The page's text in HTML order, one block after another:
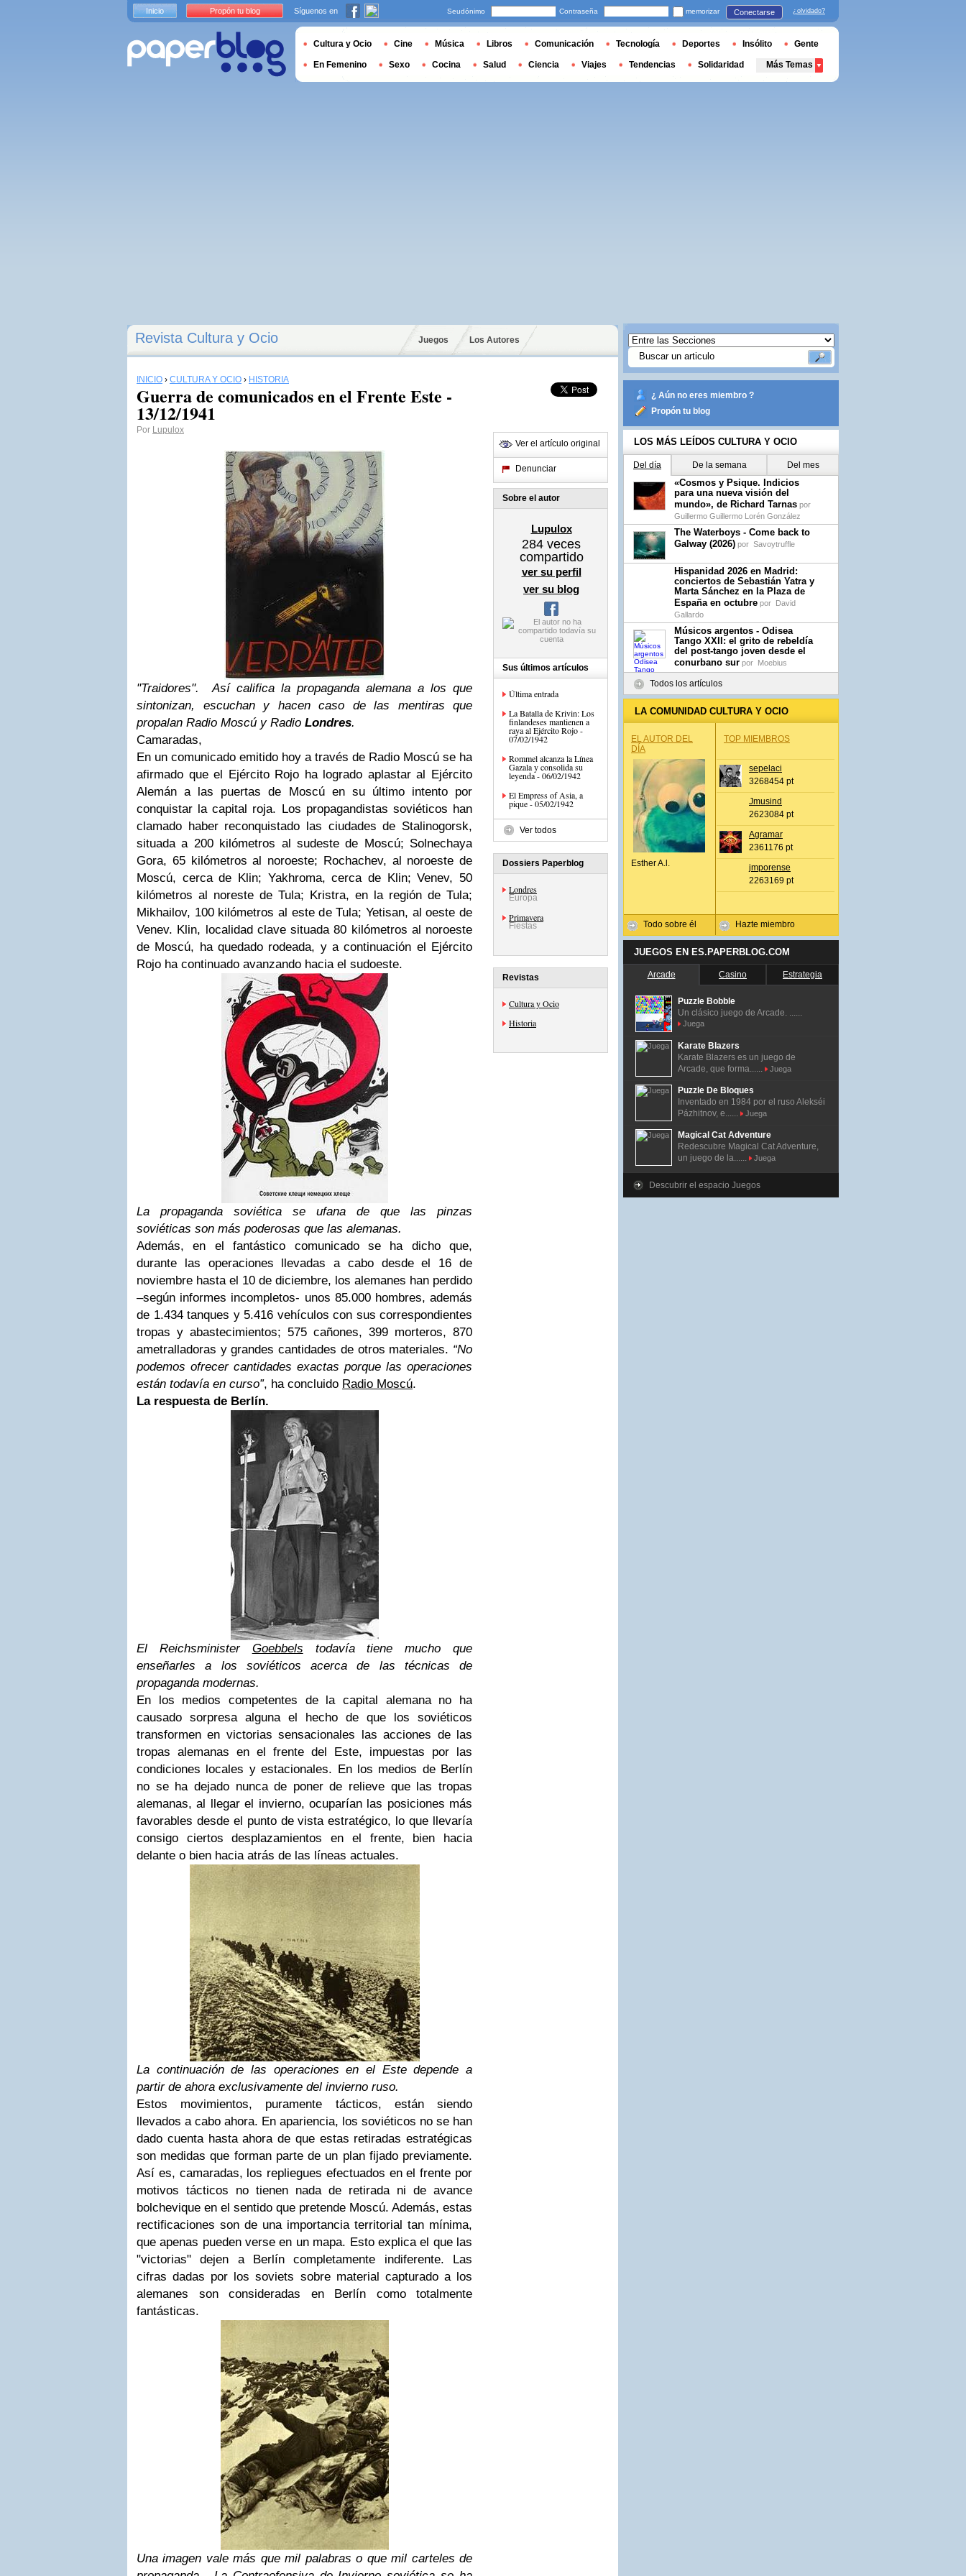
Revista Cultura y Ocio Juegos Los Autores
INICIO › CULTURA Y OCIO › HISTORIA
Guerra de comunicados en el Frente Este -
13/12/1941
Por Lupulox
"Traidores". Así califica la propaganda alemana a los que
sintonizan, escuchan y hacen caso de las mentiras que
propalan Radio Moscú y Radio Londres.
Camaradas,
En un comunicado emitido hoy a través de Radio Moscú se ha
afirmado que el Ejército Rojo ha logrado aplastar al Ejército
Alemán a las puertas de Moscú en su último intento por
conquistar la capital roja. Los propagandistas soviéticos han
clamado haber reconquistado las ciudades de Stalinogorsk,
situada a 200 kilómetros al sudeste de Moscú; Solnechaya
Gora, 65 kilómetros al noroeste; Rochachev, al noroeste de
Moscú, cerca de Klin; Yakhroma, cerca de Klin; Venev, 50
kilómetros al noreste de Tula; Kristra, en la región de Tula;
Mikhailov, 100 kilómetros al este de Tula; Yetisan, al oeste de
Venev. Klin, localidad clave situada 80 kilómetros al noroeste
de Moscú, ha quedado rodeada, y a continuación el Ejército
Rojo ha continuado avanzando hacia el sudoeste.
La propaganda soviética se ufana de que las pinzas
soviéticas son más poderosas que las alemanas.
Además, en el fantástico comunicado se ha dicho que,
durante las operaciones llevadas a cabo desde el 16 de
noviembre hasta el 10 de diciembre, los alemanes han perdido
–según informes incompletos- unos 85.000 hombres, además
de 1.434 tanques y 5.416 vehículos con sus correspondientes
tropas y abastecimientos; 575 cañones, 399 morteros, 870
ametralladoras y grandes cantidades de otros materiales. “No
podemos ofrecer cantidades exactas porque las operaciones
están todavía en curso”, ha concluido Radio Moscú.
La respuesta de Berlín.
El Reichsminister Goebbels todavía tiene mucho que
enseñarles a los soviéticos acerca de las técnicas de
propaganda modernas.
En los medios competentes de la capital alemana no ha
causado sorpresa alguna el hecho de que los soviéticos
transformen en victorias sensacionales las acciones de las
tropas alemanas en el frente del Este, impuestas por las
condiciones locales y estacionales. En los medios de Berlín
no se ha dejado nunca de poner de relieve que las tropas
alemanas, al llegar el invierno, ocuparían las posiciones más
favorables desde el punto de vista estratégico, lo que llevaría
consigo ciertos desplazamientos en el frente, bien hacia
delante o bien hacia atrás de las líneas actuales.
La continuación de las operaciones en el Este depende a
partir de ahora exclusivamente del invierno ruso.
Estos movimientos, puramente tácticos, están siendo
llevados a cabo ahora. En apariencia, los soviéticos no se han
dado cuenta hasta ahora de que estas retiradas estratégicas
son medidas que forman parte de un plan fijado previamente.
Así es, camaradas, los repliegues efectuados en el frente por
motivos tácticos no tienen nada de retirada ni de avance
bolchevique en el sentido que pretende Moscú. Además, estas
rectificaciones son de una importancia territorial tan mínima,
que apenas pueden verse en un mapa. Esto explica el que las
"victorias" dejen a Berlín completamente indiferente. Las
cifras dadas por los soviets sobre material capturado a los
alemanes son consideradas en Berlín como totalmente
fantásticas.
Una imagen vale más que mil palabras o que mil carteles de
Ver el artículo original
Denunciar
Sobre el autor
Lupulox
284 veces
compartido
ver su perfil
ver su blog
Sus últimos artículos
Última entrada
La Batalla de Krivin: Los
finlandeses mantienen a
raya al Ejército Rojo -
07/02/1942
Rommel alcanza la Línea
Gazala y consolida su
leyenda - 06/02/1942
El Empress of Asia, a
pique - 05/02/1942
Ver todos
Dossiers Paperblog
Londres
Europa
Primavera
Fiestas
Revistas
Cultura y Ocio
Historia
¿ Aún no eres miembro ?
Propón tu blog
LOS MÁS LEÍDOS CULTURA Y OCIO
Del día De la semana Del mes
«Cosmos y Psique. Indicios
para una nueva visión del
mundo», de Richard Tarnas por
Guillermo Guillermo Lorén González
The Waterboys - Come back to
Galway (2026) por Savoytruffle
Hispanidad 2026 en Madrid:
conciertos de Sebastián Yatra y
Marta Sánchez en la Plaza de
España en octubre por David
Gallardo
Músicos argentos - Odisea
Tango XXII: el grito de rebeldía
del post-tango joven desde el
conurbano sur por Moebius
Todos los artículos
LA COMUNIDAD CULTURA Y OCIO
EL AUTOR DEL
DÍA
Esther A.l.
Todo sobre él
TOP MIEMBROS
sepelaci
3268454 pt
Jmusind
2623084 pt
Agramar
2361176 pt
jmporense
2263169 pt
Hazte miembro
JUEGOS EN ES.PAPERBLOG.COM
Arcade Casino Estrategia
Puzzle Bobble
Un clásico juego de Arcade. ......
Juega
Karate Blazers
Karate Blazers es un juego de
Arcade, que forma......
Juega
Puzzle De Bloques
Inventado en 1984 por el ruso Alekséi
Pázhitnov, e......
Juega
Magical Cat Adventure
Redescubre Magical Cat Adventure,
un juego de la......
Juega
Descubrir el espacio Juegos
Inicio Propón tu blog Síguenos en Seudónimo Contraseña memorizar Conectarse ¿olvidado?
Cultura y Ocio Cine Música Libros Comunicación Tecnología Deportes Insólito Gente
En Femenino Sexo Cocina Salud Ciencia Viajes Tendencias Solidaridad Más Temas